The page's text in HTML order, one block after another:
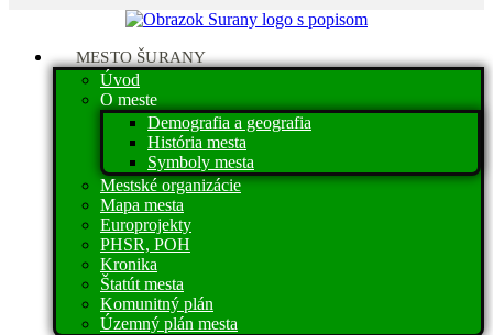
MESTO ŠURANY
Úvod
O meste
Demografia a geografia
História mesta
Symboly mesta
Mestské organizácie
Mapa mesta
Europrojekty
PHSR, POH
Kronika
Štatút mesta
Komunitný plán
Územný plán mesta